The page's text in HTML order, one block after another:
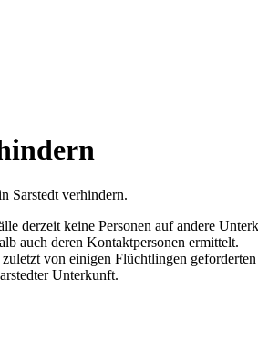
Sarstedt verhindern.
derzeit keine Personen auf andere
auch deren Kontaktpersonen ermittelt.
von einigen Flüchtlingen
Unterkunft.